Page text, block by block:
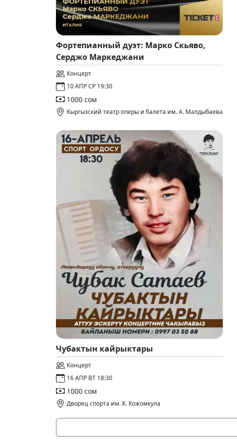
Фортепианный дуэт: Марко Скьяво,
Серджо Маркеджани
Концерт
10 АПР СР 19:30
1000 сом
Кыргызский театр оперы и балета им. А. Малдыбаева
Чубактын кайрыктары
Концерт
16 АПР ВТ 18:30
1000 сом
Дворец спорта им. К. Кожомкула